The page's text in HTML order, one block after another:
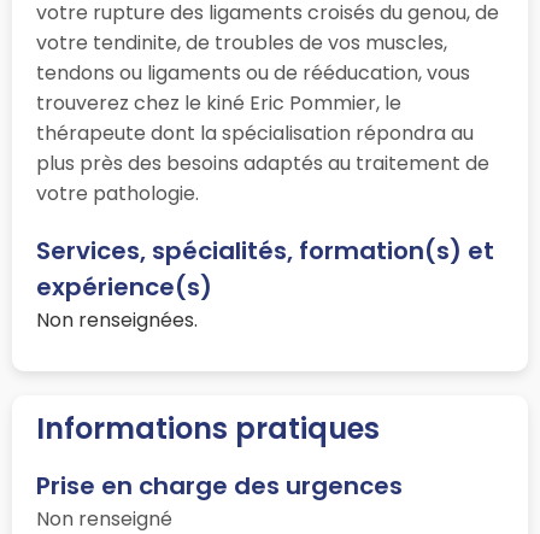
votre rupture des ligaments croisés du genou, de
votre tendinite, de troubles de vos muscles,
tendons ou ligaments ou de rééducation, vous
trouverez chez le kiné Eric Pommier, le
thérapeute dont la spécialisation répondra au
plus près des besoins adaptés au traitement de
votre pathologie.
Services, spécialités, formation(s) et
expérience(s)
Non renseignées.
Informations pratiques
Prise en charge des urgences
Non renseigné